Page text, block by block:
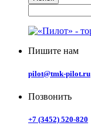
Пишите нам
pilot@tmk-pilot.ru
Позвонить
+7 (3452) 520-820